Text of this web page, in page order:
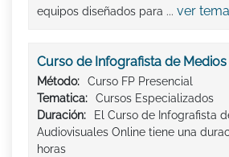
equipos diseñados para ... ver
Curso de Infografista de
Método:
Curso FP Presencial
Tematica:
Cursos Especializados
Duración:
El Curso de Infografista
Audiovisuales Online tiene una
horas